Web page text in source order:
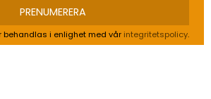
PRENUMERERA
behandlas i enlighet med vår integritetspolicy.